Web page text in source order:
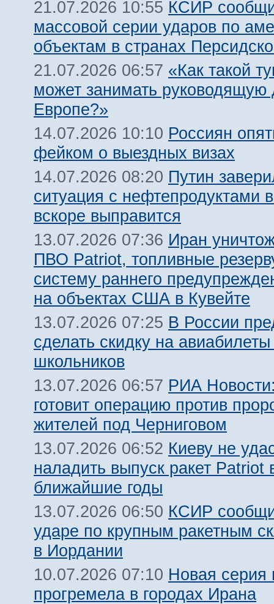
21.07.2026 10:55 КСИР
массовой серии ударов по
объектам в странах
21.07.2026 06:57 «Как такой
может занимать руководящую
Европе?»
14.07.2026 10:10 Россиян
фейком о выездных визах
14.07.2026 08:20 Путин
ситуация с нефтепродуктами
вскоре выправится
13.07.2026 07:36 Иран
ПВО Patriot, топливные
систему раннего
на объектах США в Кувейте
13.07.2026 07:25 В России
сделать скидку на
школьников
13.07.2026 06:57 РИА
готовит операцию против
жителей под Черниговом
13.07.2026 06:52 Киеву не
наладить выпуск ракет Patriot
ближайшие годы
13.07.2026 06:50 КСИР
ударе по крупным ракетным
в Иордании
10.07.2026 07:10 Новая серия
прогремела в городах Ирана